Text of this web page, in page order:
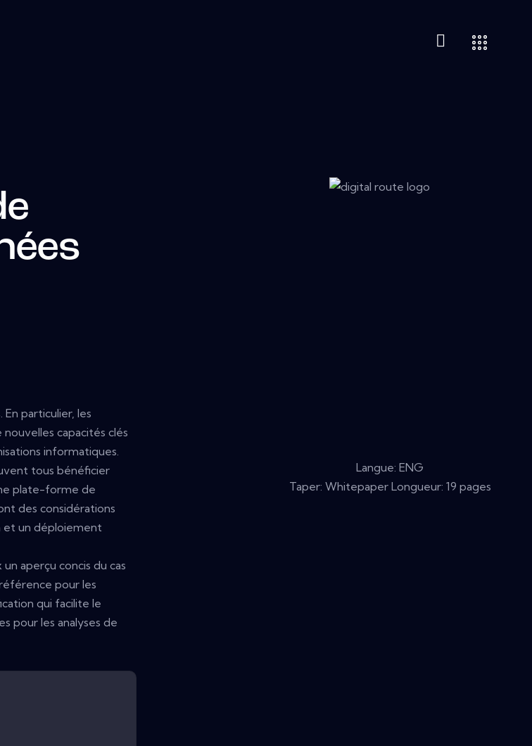
particulier, les
capacités clés
informatiques.
tous bénéficier
plate-forme de
des considérations
et un déploiement
aperçu concis du cas
pour les
qui facilite le
pour les analyses de
Langue: ENG
Taper: Whitepaper Longueur: 19 pages